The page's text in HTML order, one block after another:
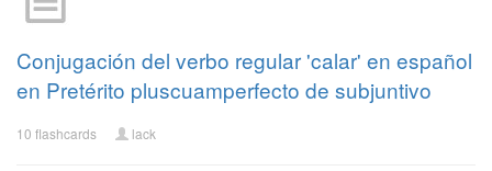
Conjugación del verbo regular 'calar' en español
en Pretérito pluscuamperfecto de subjuntivo
10 flashcards lack